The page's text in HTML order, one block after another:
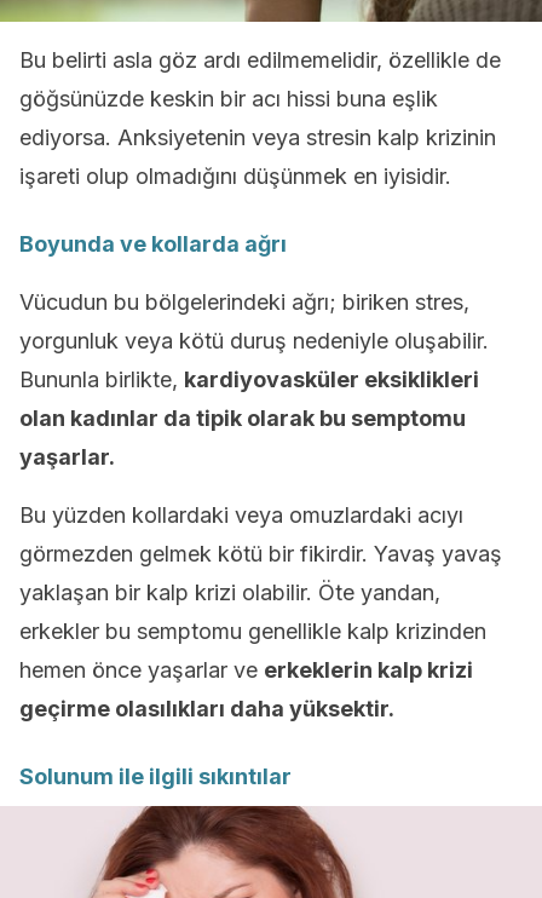
Bu belirti asla göz ardı edilmemelidir, özellikle de
göğsünüzde keskin bir acı hissi buna eşlik
ediyorsa. Anksiyetenin veya stresin kalp krizinin
işareti olup olmadığını düşünmek en iyisidir.
Boyunda ve kollarda ağrı
Vücudun bu bölgelerindeki ağrı; biriken stres,
yorgunluk veya kötü duruş nedeniyle oluşabilir.
Bununla birlikte, kardiyovasküler eksiklikleri
olan kadınlar da tipik olarak bu semptomu
yaşarlar.
Bu yüzden kollardaki veya omuzlardaki acıyı
görmezden gelmek kötü bir fikirdir. Yavaş yavaş
yaklaşan bir kalp krizi olabilir. Öte yandan,
erkekler bu semptomu genellikle kalp krizinden
hemen önce yaşarlar ve erkeklerin kalp krizi
geçirme olasılıkları daha yüksektir.
Solunum ile ilgili sıkıntılar